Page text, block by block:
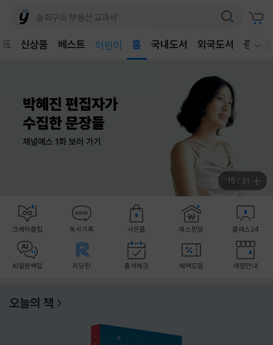
신상품 베스트
어린이
홈 국내도서 외국도서 중고샵
15 / 21
크레마클럽 독서기록 사은품 예스펀딩 클래스24
AI일문백답 리딩런 출석체크 혜택모음 매장안내
오늘의 책